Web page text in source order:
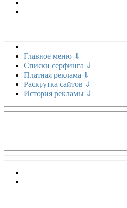
Главное меню ⇓
Списки серфинга ⇓
Платная реклама ⇓
Раскрутка сайтов ⇓
История рекламы ⇓